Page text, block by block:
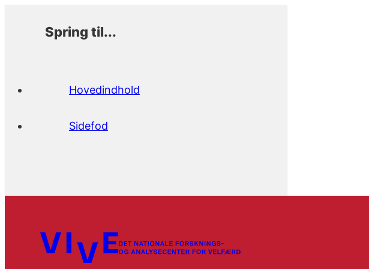
Spring til...
Hovedindhold
Sidefod